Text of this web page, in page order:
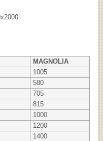
MAGNOLIA
1005
580
705
815
1000
1200
1400